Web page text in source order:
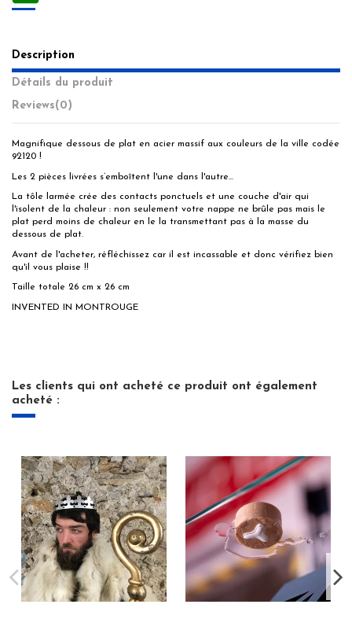
Description
Détails du produit
Reviews(0)
Magnifique dessous de plat en acier massif aux couleurs de la ville codée
92120 !
Les 2 pièces livrées s’emboîtent l'une dans l'autre...
La tôle larmée crée des contacts ponctuels et une couche d'air qui
l'isolent de la chaleur : non seulement votre nappe ne brûle pas mais le
plat perd moins de chaleur en le la transmettant pas à la masse du
dessous de plat.
Avant de l'acheter, réfléchissez car il est incassable et donc vérifiez bien
qu'il vous plaise !!
Taille totale 26 cm x 26 cm
INVENTED IN MONTROUGE
Les clients qui ont acheté ce produit ont également
acheté :